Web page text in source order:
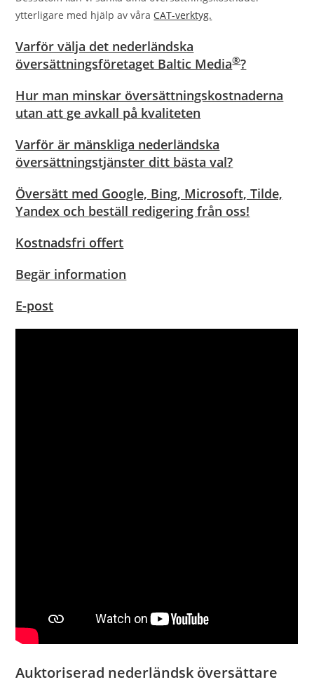
ytterligare med hjälp av våra CAT-verktyg.
Varför välja det nederländska
översättningsföretaget Baltic Media®?
Hur man minskar översättningskostnaderna
utan att ge avkall på kvaliteten
Varför är mänskliga nederländska
översättningstjänster ditt bästa val?
Översätt med Google, Bing, Microsoft, Tilde,
Yandex och beställ redigering från oss!
Kostnadsfri offert
Begär information
E-post
Auktoriserad nederländsk översättare